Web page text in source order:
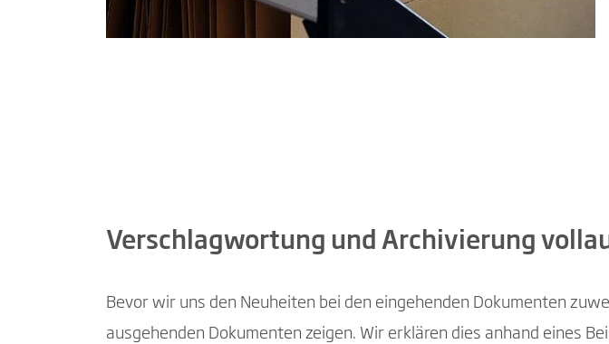
Verschlagwortung und Archivierung
Bevor wir uns den Neuheiten bei den eingehenden Dokumenten
ausgehenden Dokumenten zeigen. Wir erklären dies anhand eines